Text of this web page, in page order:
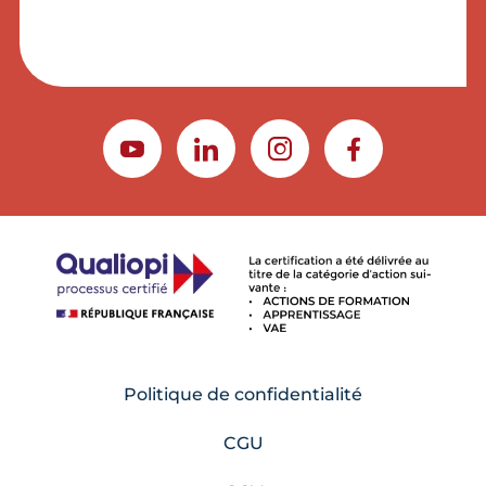
YOUTUBELINKEDININSTAGRAMFACEBOOK
Politique de confidentialité
CGU